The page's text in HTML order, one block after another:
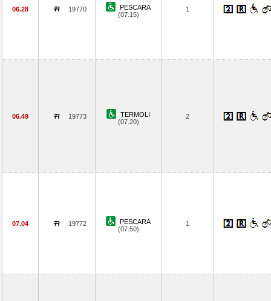
06.28 19770
PESCARA
(07.15)
1
06.49 19773
TERMOLI
(07.20)
2
07.04 19772
PESCARA
(07.50)
1